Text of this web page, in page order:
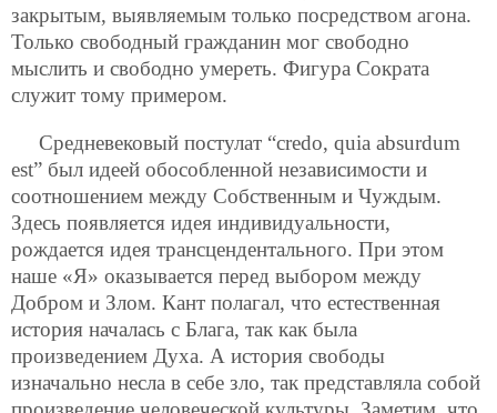
закрытым, выявляемым только посредством агона.
Только свободный гражданин мог свободно
мыслить и свободно умереть. Фигура Сократа
служит тому примером.
Средневековый постулат “credo, quia absurdum
est” был идеей обособленной независимости и
соотношением между Собственным и Чуждым.
Здесь появляется идея индивидуальности,
рождается идея трансцендентального. При этом
наше «Я» оказывается перед выбором между
Добром и Злом. Кант полагал, что естественная
история началась с Блага, так как была
произведением Духа. А история свободы
изначально несла в себе зло, так представляла собой